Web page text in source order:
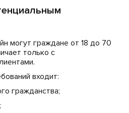
могут граждане от 18 до 70
только с
входит:
гражданства;